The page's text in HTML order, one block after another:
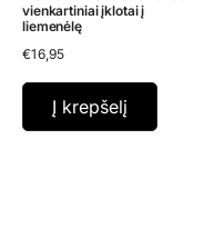
vienkartiniai įklotai į
liemenėlę
€16,95
Į krepšelį